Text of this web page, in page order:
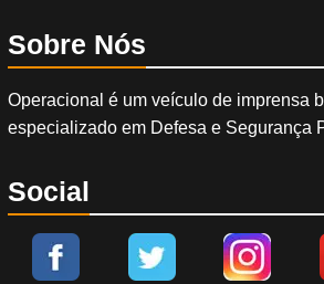
Sobre Nós
Operacional é um veículo de imprensa
especializado em Defesa e Segurança
Social